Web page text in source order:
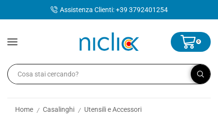
Assistenza Clienti: +39 3792401254
0
Home / Casalinghi / Utensili e Accessori